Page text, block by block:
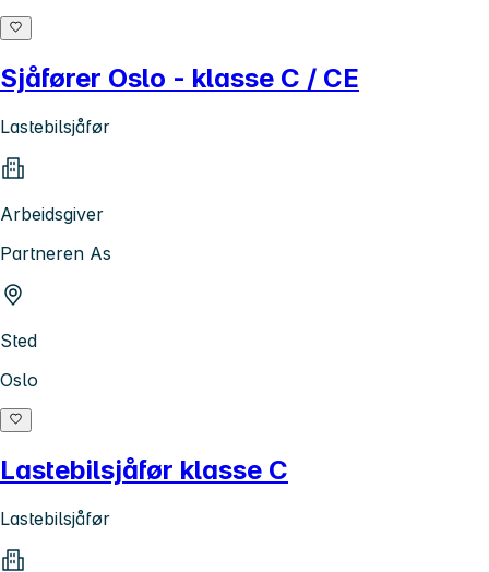
Sjåfører Oslo - klasse C / CE
Lastebilsjåfør
Arbeidsgiver
Partneren As
Sted
Oslo
Lastebilsjåfør klasse C
Lastebilsjåfør